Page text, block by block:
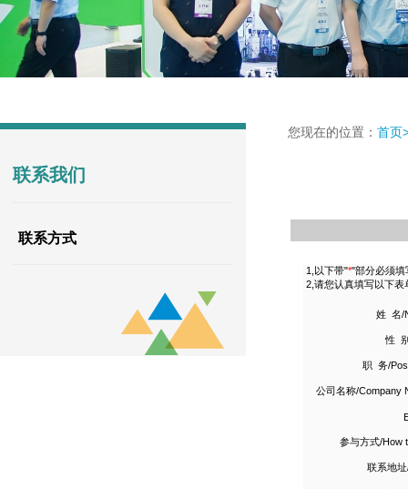
您现在的位置： 首页
联系我们
联系方式